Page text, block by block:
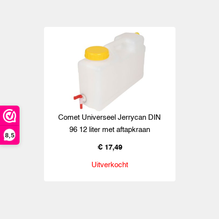
8,5
Comet Universeel Jerrycan DIN
96 12 liter met aftapkraan
€ 17,49
Uitverkocht